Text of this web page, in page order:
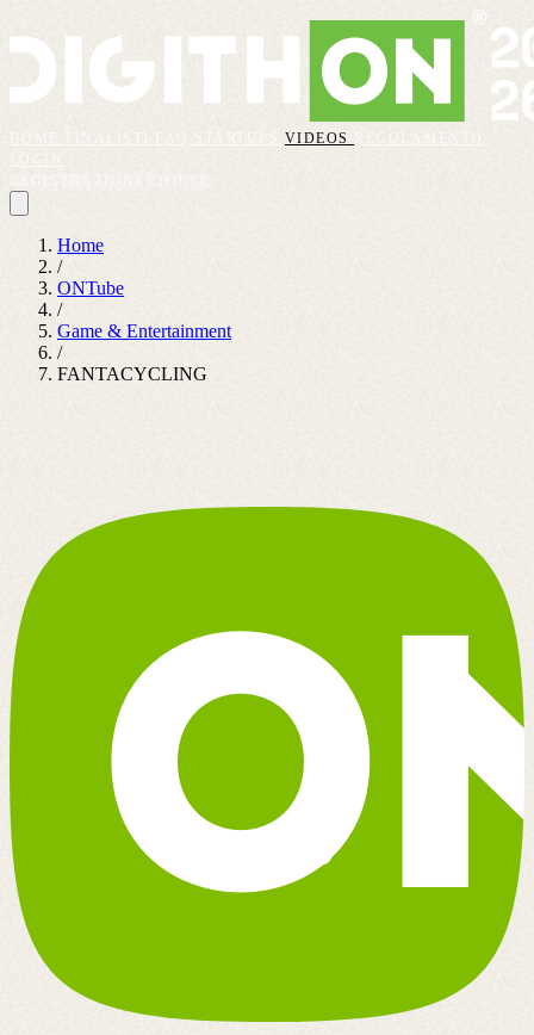
VIDEOS
REGOLAMENTO
Home
/
ONTube
/
Game & Entertainment
/
FANTACYCLING